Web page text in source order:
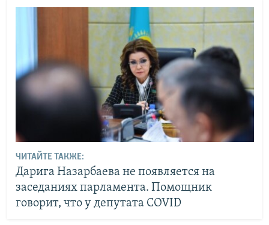
ЧИТАЙТЕ ТАКЖЕ:
Дарига Назарбаева не появляется на
заседаниях парламента. Помощник
говорит, что у депутата COVID